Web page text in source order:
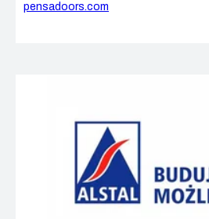
pensadoors.com